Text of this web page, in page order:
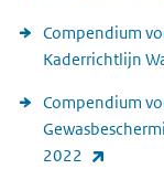
Compendium
Kaderrichtlijn
Compendium
2022